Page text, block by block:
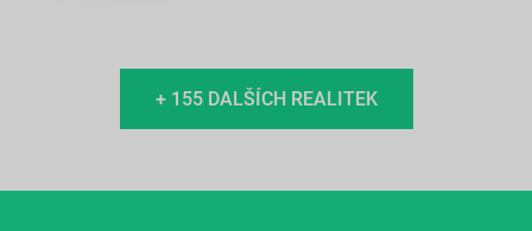
+ 155 DALŠÍCH REALITEK